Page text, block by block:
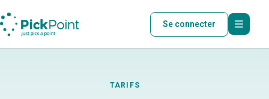
Se connecter
TARIFS